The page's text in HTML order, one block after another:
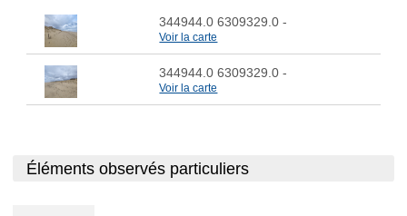
344944.0 6309329.0-
Voir la carte
344944.0 6309329.0-
Voir la carte
Éléments observés particuliers